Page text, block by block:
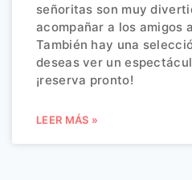
señoritas son muy
acompañar a los amigos
También hay una
deseas ver un
¡reserva pronto!
LEER MÁS »